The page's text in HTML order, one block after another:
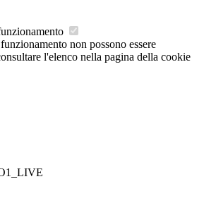
non possono essere
l'elenco nella pagina della cookie